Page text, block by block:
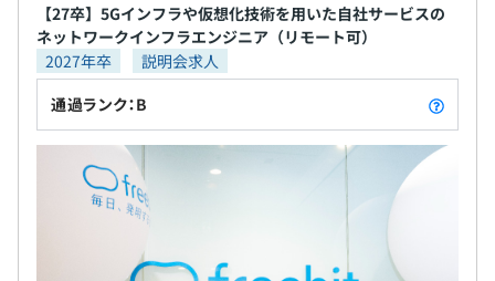
【27卒】5Gインフラや仮想化技術を用いた自社サービスの
ネットワークインフラエンジニア（リモート可）
2027年卒
説明会求人
通過ランク：B